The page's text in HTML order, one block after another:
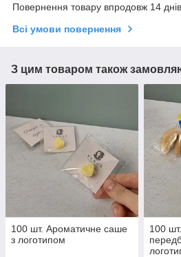
Повернення товару впродовж 14
Всі умови повернення
З цим товаром також
100 шт. Ароматичне саше
з логотипом
100